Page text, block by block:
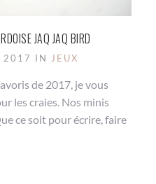
JAQ JAQ BIRD
2017 IN JEUX
de 2017, je vous
les craies. Nos minis
ce soit pour écrire, faire